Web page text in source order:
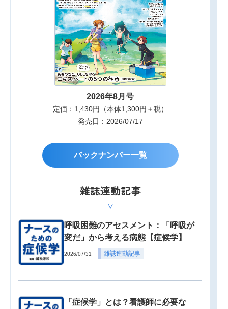
2026年8月号
定価：1,430円（本体1,300円＋税）
発売日：2026/07/17
バックナンバー一覧
雑誌連動記事
呼吸困難のアセスメント：「呼吸が
変だ」から考える病態【症候学】
2026/07/31 雑誌連動記事
「症候学」とは？看護師に必要な